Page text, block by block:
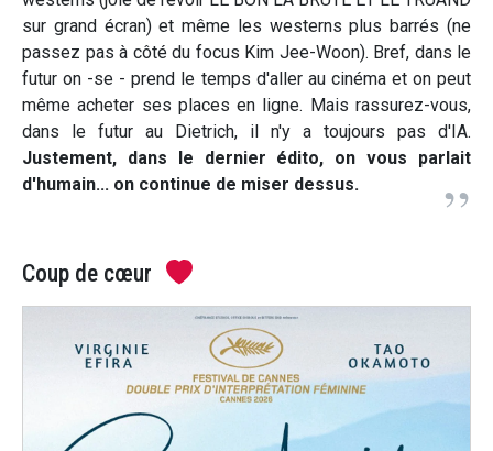
sur grand écran) et même les westerns plus barrés (ne
passez pas à côté du focus Kim Jee-Woon). Bref, dans le
futur on -se - prend le temps d'aller au cinéma et on peut
même acheter ses places en ligne. Mais rassurez-vous,
dans le futur au Dietrich, il n'y a toujours pas d'IA.
Justement, dans le dernier édito, on vous parlait
d'humain... on continue de miser dessus.
Coup de cœur